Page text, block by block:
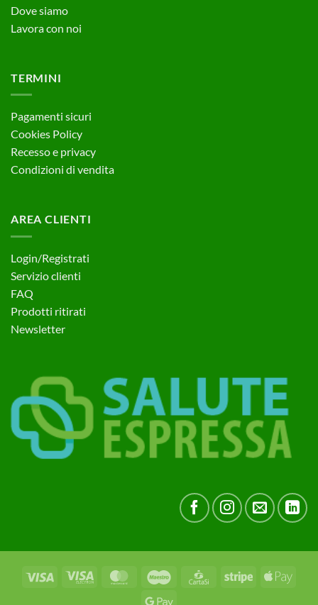
Dove siamo
Lavora con noi
TERMINI
Pagamenti sicuri
Cookies Policy
Recesso e privacy
Condizioni di vendita
AREA CLIENTI
Login/Registrati
Servizio clienti
FAQ
Prodotti ritirati
Newsletter
Visa
Visa
MasterCardMaestro CartaSi Stripe
Apple
Google